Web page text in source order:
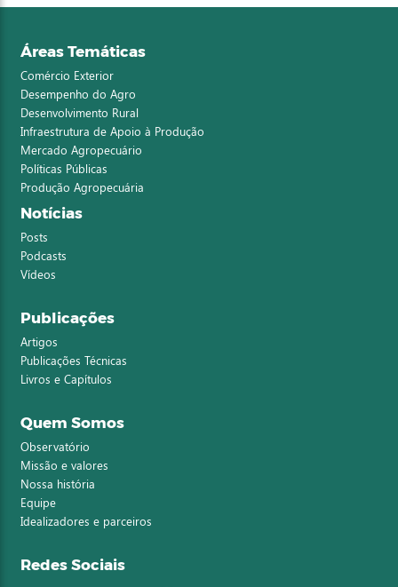
Áreas Temáticas
Comércio Exterior
Desempenho do Agro
Desenvolvimento Rural
Infraestrutura de Apoio à Produção
Mercado Agropecuário
Políticas Públicas
Produção Agropecuária
Notícias
Posts
Podcasts
Vídeos
Publicações
Artigos
Publicações Técnicas
Livros e Capítulos
Quem Somos
Observatório
Missão e valores
Nossa história
Equipe
Idealizadores e parceiros
Redes Sociais